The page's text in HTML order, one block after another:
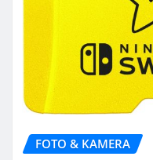
FOTO & KAMERA